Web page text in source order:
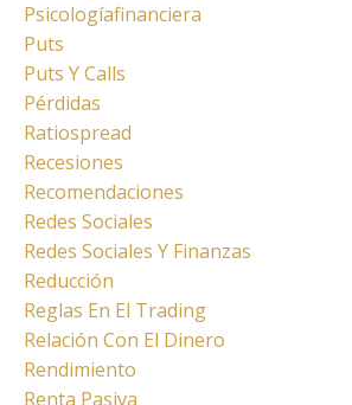
Psicologíafinanciera
Puts
Puts Y Calls
Pérdidas
Ratiospread
Recesiones
Recomendaciones
Redes Sociales
Redes Sociales Y Finanzas
Reducción
Reglas En El Trading
Relación Con El Dinero
Rendimiento
Renta Pasiva